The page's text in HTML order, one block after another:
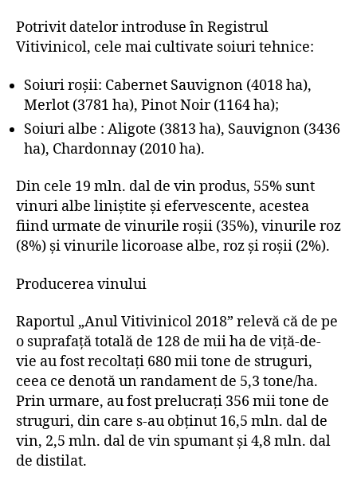
Potrivit datelor introduse în Registrul
Vitivinicol, cele mai cultivate soiuri tehnice:
Soiuri roșii: Cabernet Sauvignon (4018 ha),
Merlot (3781 ha), Pinot Noir (1164 ha);
Soiuri albe : Aligote (3813 ha), Sauvignon (3436
ha), Chardonnay (2010 ha).
Din cele 19 mln. dal de vin produs, 55% sunt
vinuri albe liniștite și efervescente, acestea
fiind urmate de vinurile roșii (35%), vinurile roz
(8%) și vinurile licoroase albe, roz și roșii (2%).
Producerea vinului
Raportul „Anul Vitivinicol 2018” relevă că de pe
o suprafață totală de 128 de mii ha de viță-de-
vie au fost recoltați 680 mii tone de struguri,
ceea ce denotă un randament de 5,3 tone/ha.
Prin urmare, au fost prelucrați 356 mii tone de
struguri, din care s-au obținut 16,5 mln. dal de
vin, 2,5 mln. dal de vin spumant și 4,8 mln. dal
de distilat.